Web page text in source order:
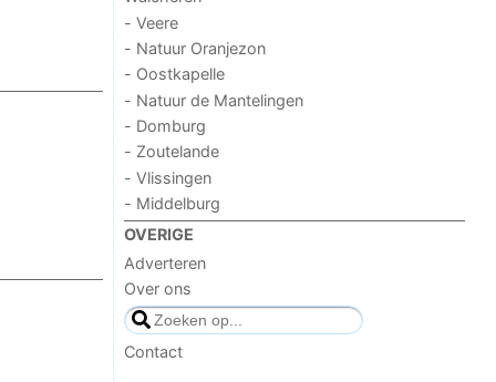
- Veere
- Natuur Oranjezon
- Oostkapelle
- Natuur de Mantelingen
- Domburg
- Zoutelande
- Vlissingen
- Middelburg
OVERIGE
Adverteren
Over ons
Contact